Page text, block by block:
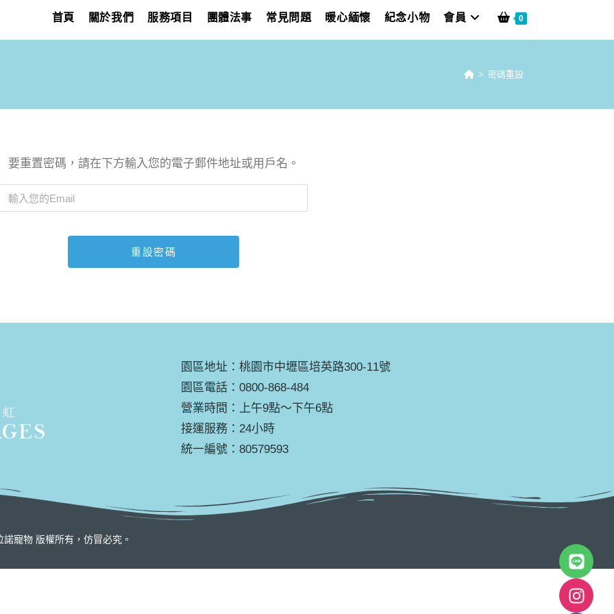
首頁 關於我們 服務項目 團體法事 常見問題 暖心緬懷 紀念小物 會員 0
> 密碼重設
要重置密碼，請在下方輸入您的電子郵件地址或用戶名。
園區地址：桃園市中壢區培英路300-11號
園區電話：0800-868-484
營業時間：上午9點～下午6點
接運服務：24小時
統一編號：80579593
寵物 版權所有，仿冒必究。